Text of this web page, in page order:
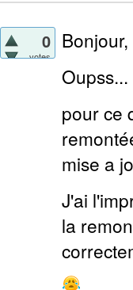
0
votes
Bonjour,
Oupss...
pour ce
mise a
J'ai
la